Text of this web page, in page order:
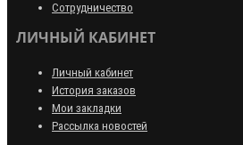
Сотрудничество
ЛИЧНЫЙ КАБИНЕТ
Личный кабинет
История заказов
Мои закладки
Рассылка новостей